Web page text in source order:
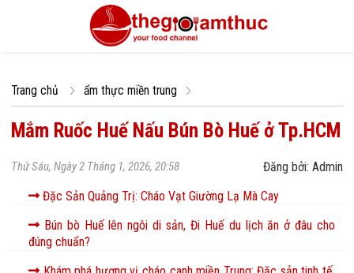
Trang chủ ẩm thực miền trung
Mắm Ruốc Huế Nấu Bún Bò Huế ở Tp.HCM
Thứ Sáu, Ngày 2 Tháng 1, 2026, 20:58
Đăng bởi: Admin
Đặc Sản Quảng Trị: Cháo Vạt Giường Lạ Mà Cay
Bún bò Huế lên ngôi di sản, Đi Huế du lịch ăn ở đâu cho
đúng chuẩn?